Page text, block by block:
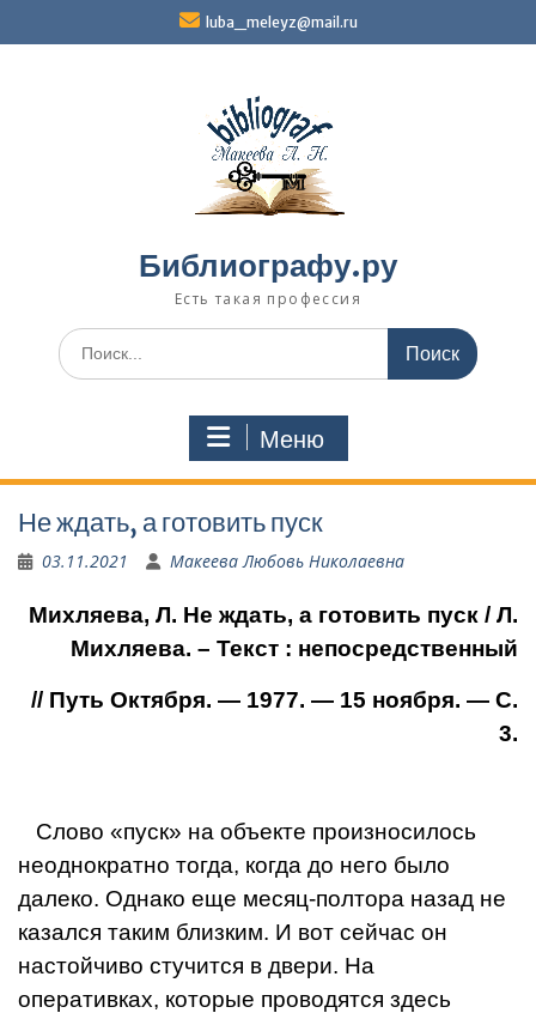
luba_meleyz@mail.ru
Библиографу.ру
Есть такая профессия
Поиск
по:
Меню
Не ждать, а готовить пуск
03.11.2021 Макеева Любовь Николаевна
Михляева, Л. Не ждать, а готовить пуск / Л.
Михляева. – Текст : непосредственный
// Путь Октября. — 1977. — 15 ноября. — С.
3.
Слово «пуск» на объекте произносилось
неоднократно тогда, когда до него было
далеко. Однако еще месяц-полтора назад не
казался таким близким. И вот сейчас он
настойчиво стучится в двери. На
оперативках, которые проводятся здесь